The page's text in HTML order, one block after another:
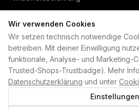
Wir verwenden Cookies
Wir setzen technisch notwendige
betreiben. Mit deiner Einwilligung
funktionale, Analyse- und Marketing-
Trusted-Shops-Trustbadge). Mehr
Datenschutzerklärung und unter
Einstellungen
PLAN B
Home
Kontakt
Impressum
Datenschutzerklärung